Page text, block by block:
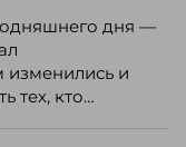
дня —
изменились и
тех, кто